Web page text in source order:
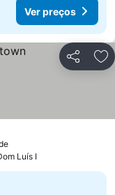
Ver preços
Partilhar
Luís I